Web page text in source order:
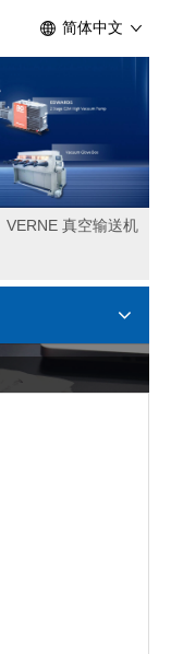
简体中文
VERNE 真空输送机